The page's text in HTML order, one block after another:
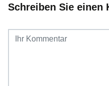
Schreiben Sie einen